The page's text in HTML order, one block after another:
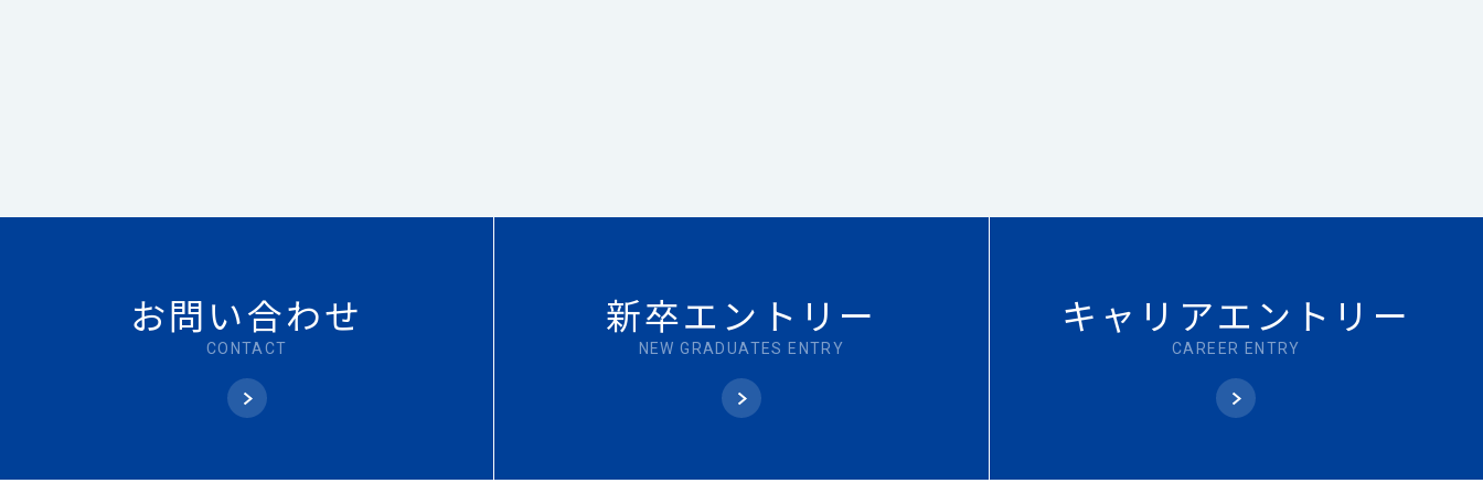
お問い合わせ
CONTACT
新卒エントリー
NEWGRADUATES ENTRY
キャリアエントリー
CAREER ENTRY